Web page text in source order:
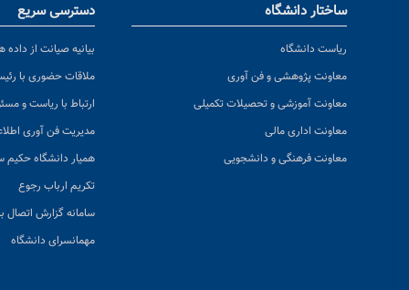
ساختار دانشگاه
ریاست دانشگاه
معاونت پژوهشی و فن آوری
معاونت آموزشی و تحصیلات تکمیلی
معاونت اداری مالی
معاونت فرهنگی و دانشجویی
دسترسی سریع
بیانیه صیانت از داده
ملاقات حضوری با
ارتباط با ریاست و
مدیریت فن آوری
همیار دانشگاه حکیم
تکریم ارباب رجوع
سامانه گزارش اتصال
مهمانسرای دانشگاه